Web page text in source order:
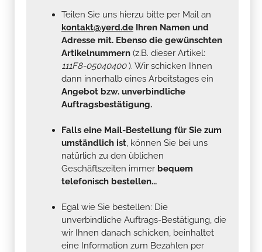
Teilen Sie uns hierzu bitte per Mail an
kontakt@yerd.de Ihren Namen und
Adresse mit. Ebenso die gewünschten
Artikelnummern (z.B. dieser Artikel:
111F8-05040400). Wir schicken Ihnen
dann innerhalb eines Arbeitstages ein
Angebot bzw. unverbindliche
Auftragsbestätigung.
Falls eine Mail-Bestellung für Sie zum
umständlich ist, können Sie bei uns
natürlich zu den üblichen
Geschäftszeiten immer bequem
telefonisch bestellen...
Egal wie Sie bestellen: Die
unverbindliche Auftrags-Bestätigung, die
wir Ihnen danach schicken, beinhaltet
eine Information zum Bezahlen per